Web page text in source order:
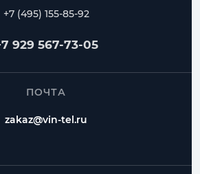
+7 (495) 155-85-92
929 567-73-05
ПОЧТА
zakaz@vin-tel.ru